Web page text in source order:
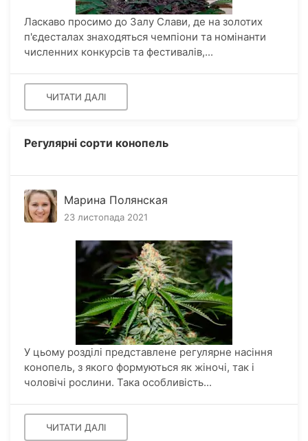
Ласкаво просимо до Залу Слави, де на золотих
п'єдесталах знаходяться чемпіони та номінанти
численних конкурсів та фестивалів,...
ЧИТАТИ ДАЛІ
Регулярні сорти конопель
Марина Полянская
23 листопада 2021
У цьому розділі представлене регулярне насіння
конопель, з якого формуються як жіночі, так і
чоловічі рослини. Така особливість...
ЧИТАТИ ДАЛІ